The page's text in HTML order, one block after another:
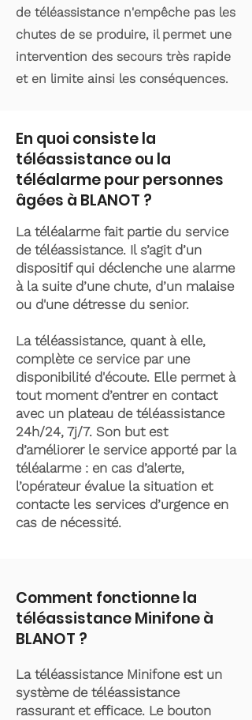
de téléassistance n'empêche pas les
chutes de se produire, il permet une
intervention des secours très rapide
et en limite ainsi les conséquences.
En quoi consiste la
téléassistance ou la
téléalarme pour personnes
âgées à BLANOT ?
La téléalarme fait partie du service
de téléassistance. Il s’agit d’un
dispositif qui déclenche une alarme
à la suite d’une chute, d’un malaise
ou d'une détresse du senior.
La téléassistance, quant à elle,
complète ce service par une
disponibilité d'écoute. Elle permet à
tout moment d’entrer en contact
avec un plateau de téléassistance
24h/24, 7j/7. Son but est
d’améliorer le service apporté par la
téléalarme : en cas d’alerte,
l’opérateur évalue la situation et
contacte les services d’urgence en
cas de nécessité.
Comment fonctionne la
téléassistance Minifone à
BLANOT ?
La téléassistance Minifone est un
système de téléassistance
rassurant et efficace. Le bouton